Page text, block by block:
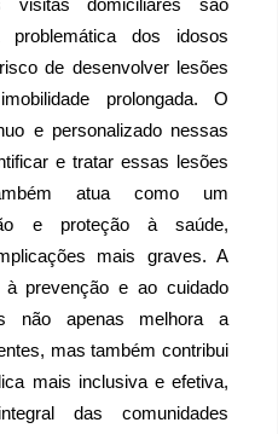
visitas domiciliares são
dos idosos
de desenvolver lesões
prolongada. O
e personalizado nessas
e tratar essas lesões
atua como um
e proteção à saúde,
mais graves. A
à prevenção e ao cuidado
não apenas melhora a
mas também contribui
mais inclusiva e efetiva,
das comunidades